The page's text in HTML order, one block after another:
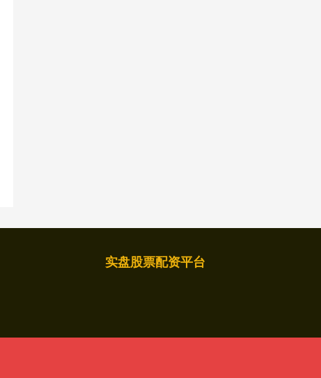
实盘股票配资平台